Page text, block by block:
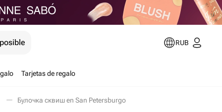
RUB
Tarjetas de regalo
Булочка сквиш en San Petersburgo